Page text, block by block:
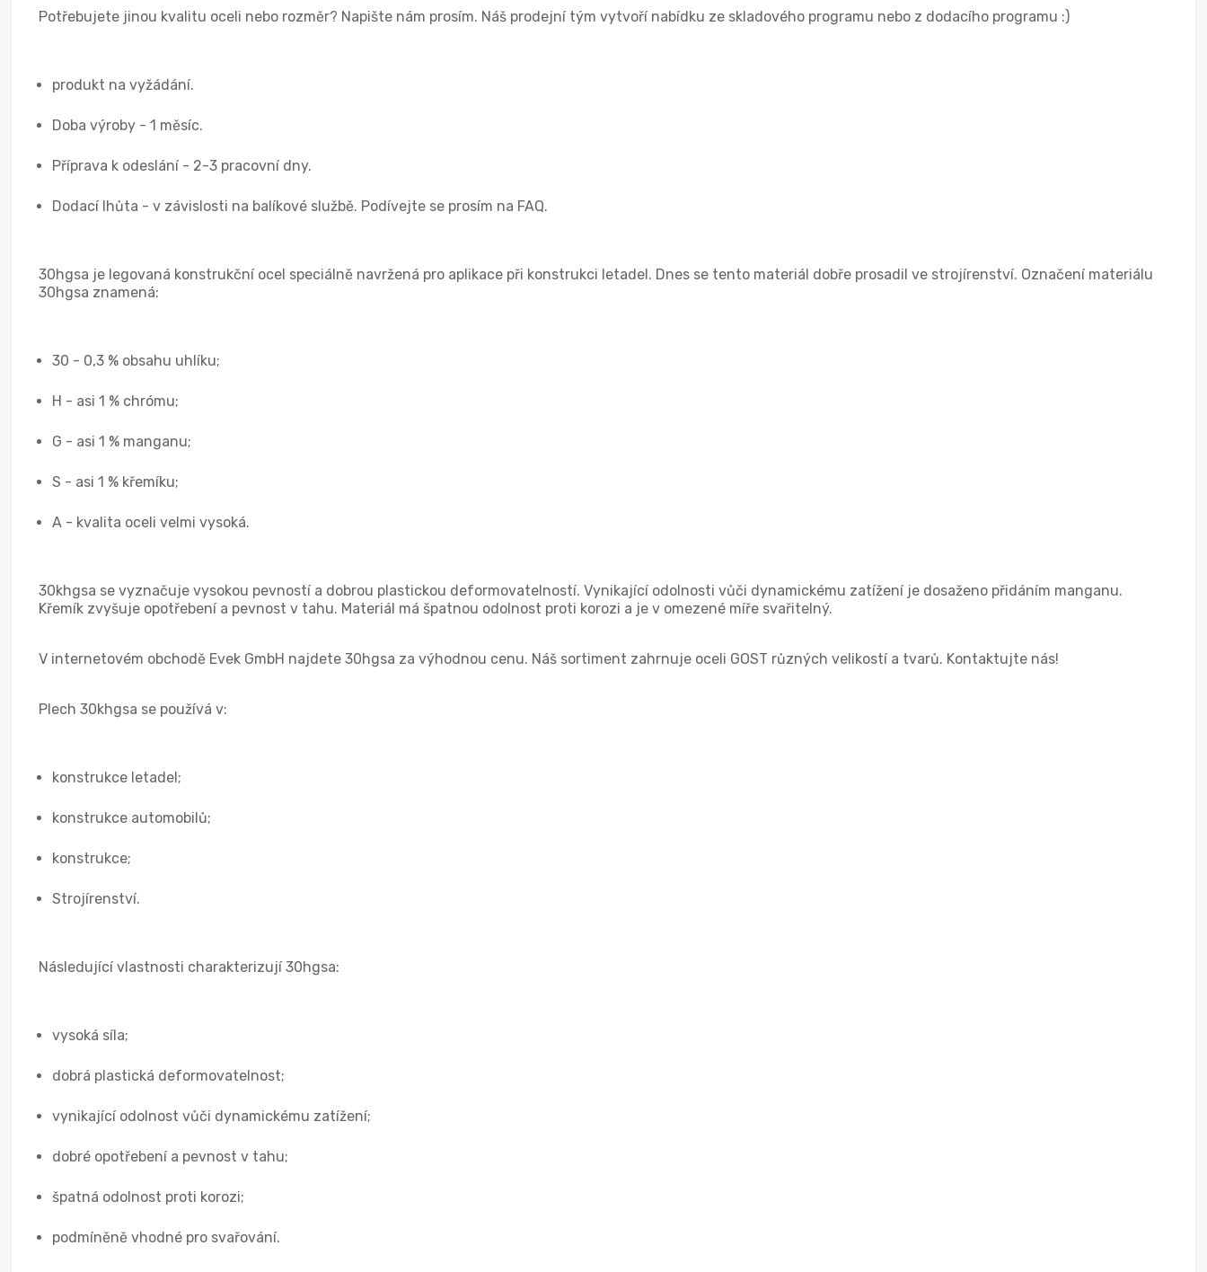
Potřebujete jinou kvalitu oceli nebo rozměr? Napište nám prosím. Náš prodejní tým vytvoří nabídku ze skladového programu nebo z dodacího programu :)
produkt na vyžádání.
Doba výroby - 1 měsíc.
Příprava k odeslání - 2-3 pracovní dny.
Dodací lhůta - v závislosti na balíkové službě. Podívejte se prosím na FAQ.
30hgsa je legovaná konstrukční ocel speciálně navržená pro aplikace při konstrukci letadel. Dnes se tento materiál dobře prosadil ve strojírenství. Označení materiálu
30hgsa znamená:
30 - 0,3 % obsahu uhlíku;
H - asi 1 % chrómu;
G - asi 1 % manganu;
S - asi 1 % křemíku;
А - kvalita oceli velmi vysoká.
30khgsa se vyznačuje vysokou pevností a dobrou plastickou deformovatelností. Vynikající odolnosti vůči dynamickému zatížení je dosaženo přidáním manganu.
Křemík zvyšuje opotřebení a pevnost v tahu. Materiál má špatnou odolnost proti korozi a je v omezené míře svařitelný.
V internetovém obchodě Evek GmbH najdete 30hgsa za výhodnou cenu. Náš sortiment zahrnuje oceli GOST různých velikostí a tvarů. Kontaktujte nás!
Plech 30khgsa se používá v:
konstrukce letadel;
konstrukce automobilů;
konstrukce;
Strojírenství.
Následující vlastnosti charakterizují 30hgsa:
vysoká síla;
dobrá plastická deformovatelnost;
vynikající odolnost vůči dynamickému zatížení;
dobré opotřebení a pevnost v tahu;
špatná odolnost proti korozi;
podmíněně vhodné pro svařování.